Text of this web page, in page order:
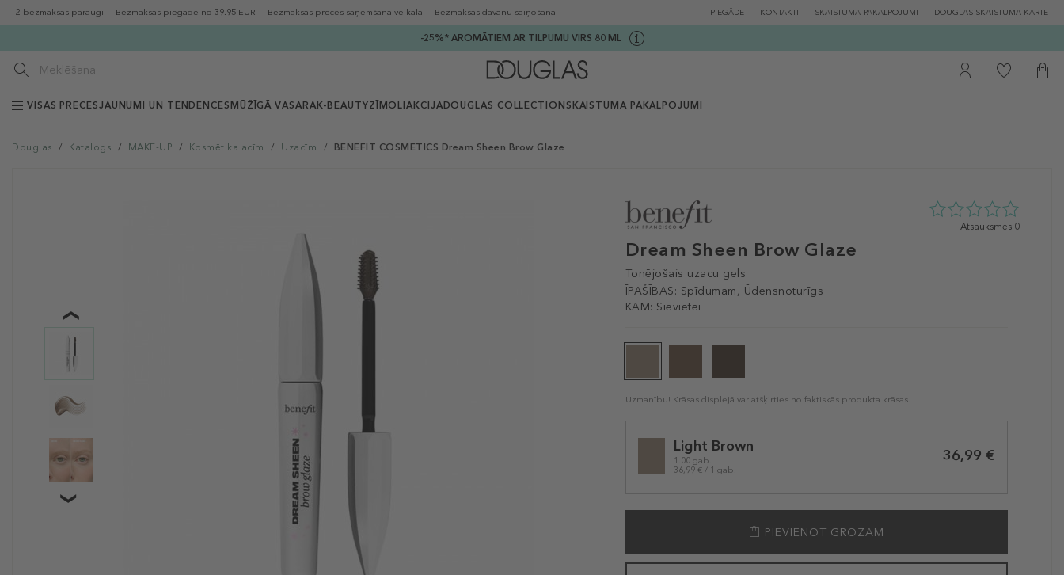
2 bezmaksas paraugi Bezmaksas piegāde no 39.95 EUR Bezmaksas preces saņemšana veikalā Bezmaksas dāvanu saiņošana PIEGĀDE KONTAKTI SKAISTUMA PAKALPOJUMI DOUGLAS SKAISTUMA KARTE
-25%* AROMĀTIEM AR TILPUMU VIRS 80 ML
VISAS PRECESJAUNUMI UN TENDENCES MŪŽĪGĀ VASARAK-BEAUTYZĪMOLIAKCIJADOUGLAS COLLECTION SKAISTUMA PAKALPOJUMI
Douglas / Katalogs / MAKE-UP / Kosmētika acīm / Uzacīm / BENEFIT COSMETICS Dream Sheen Brow Glaze
Dream Sheen Brow Glaze
Tonējošais uzacu gels
ĪPAŠĪBAS: Spīdumam, Ūdensnoturīgs
KAM: Sievietei
0
Atsauksmes 0
Uzmanību! Krāsas displejā var atšķirties no faktiskās produkta krāsas.
variationLight Brown
1.00 gab.
36,99 € / 1 gab.
36,99 €
PIEVIENOT GROZAM